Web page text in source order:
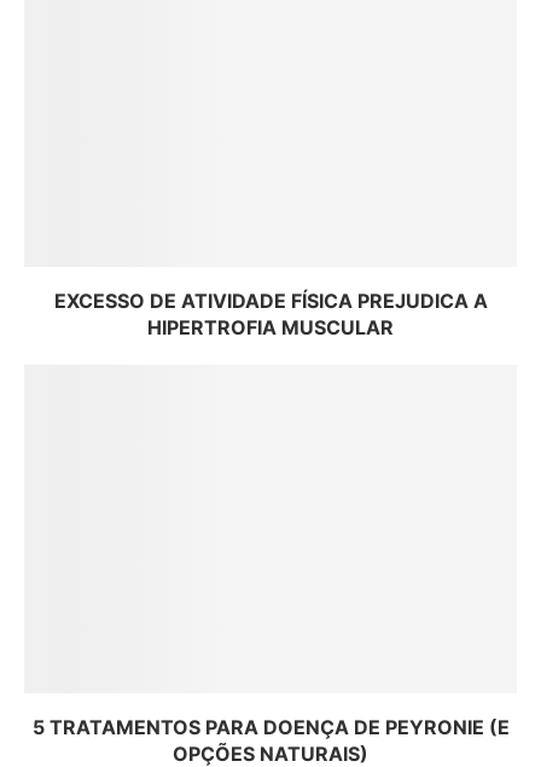
EXCESSO DE ATIVIDADE FÍSICA PREJUDICA A
HIPERTROFIA MUSCULAR
5 TRATAMENTOS PARA DOENÇA DE PEYRONIE (E
OPÇÕES NATURAIS)